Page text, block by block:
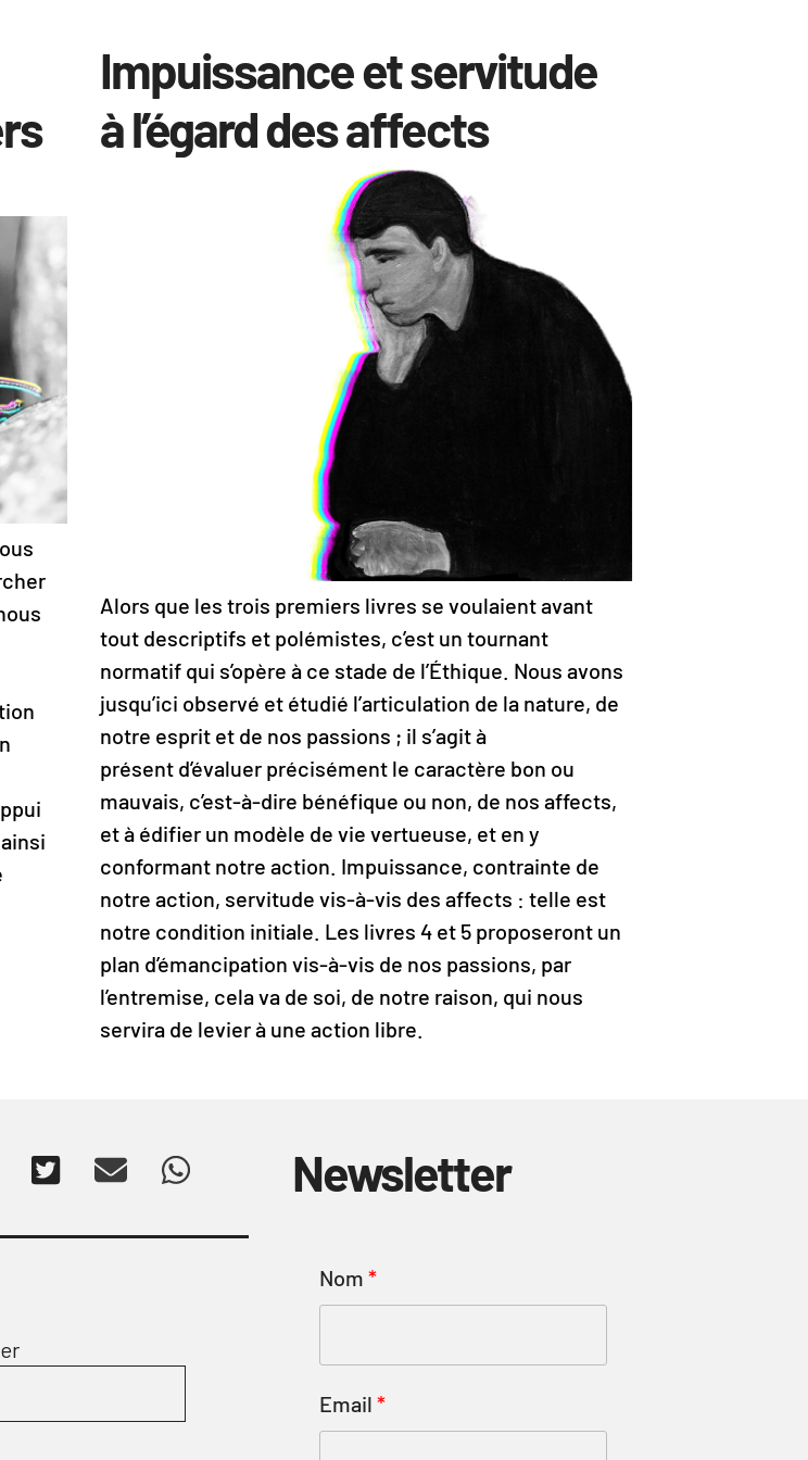
Impuissance et servitude
à l’égard des affects
Alors que les trois premiers livres se voulaient avant
tout descriptifs et polémistes, c’est un tournant
normatif qui s’opère à ce stade de l’Éthique. Nous avons
jusqu’ici observé et étudié l’articulation de la nature, de
notre esprit et de nos passions ; il s’agit à
présent d’évaluer précisément le caractère bon ou
mauvais, c’est-à-dire bénéfique ou non, de nos affects,
et à édifier un modèle de vie vertueuse, et en y
conformant notre action. Impuissance, contrainte de
notre action, servitude vis-à-vis des affects : telle est
notre condition initiale. Les livres 4 et 5 proposeront un
plan d’émancipation vis-à-vis de nos passions, par
l’entremise, cela va de soi, de notre raison, qui nous
servira de levier à une action libre.
Newsletter
Nom
Email